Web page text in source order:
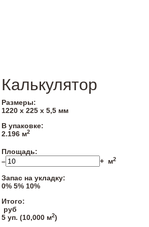
Калькулятор
Размеры:
1220 х 225 х 5,5 мм
В упаковке:
2.196 м2
Площадь:
–
+ м2
Запас на укладку:
0% 5% 10%
Итого:
руб
5 уп. (10,000 м2)